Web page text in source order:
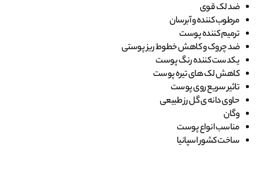
ضد لک قوی
مرطوب کننده و آبرسان
ترمیم کننده پوست
ضد چروک و کاهش خطوط ریز پوستی
یکدست کننده رنگ پوست
کاهش لک های تیره پوست
تاثیر سریع روی پوست
حاوی دانه ی گل رز طبیعی
وگان
مناسب انواع پوست
ساخت کشور اسپانیا